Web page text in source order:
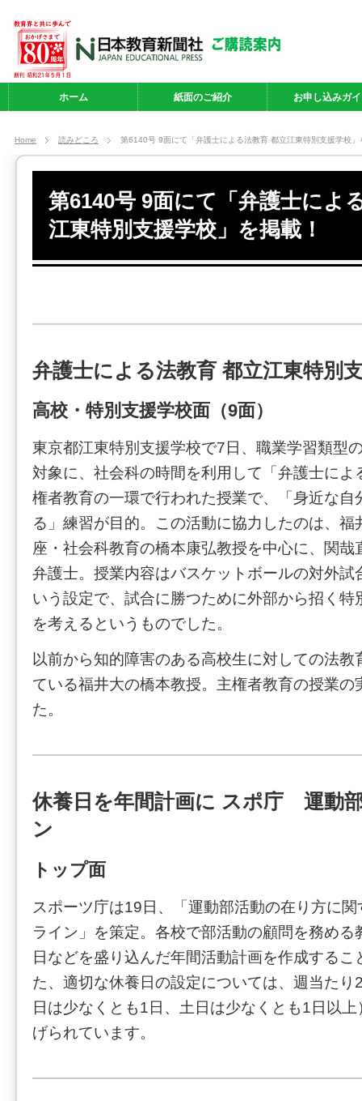
ホーム 紙面のご紹介 お申し込みガ
Home 読みどころ 第6140号 9面にて「弁護士による法教育 都立江東特別支援学校」
第6140号 9面にて「弁護士によ
江東特別支援学校」を掲載！
弁護士による法教育 都立江東特別
高校・特別支援学校面（9面）
東京都江東特別支援学校で7日、職業学習類型
対象に、社会科の時間を利用して「弁護士によ
権者教育の一環で行われた授業で、「身近な自
る」練習が目的。この活動に協力したのは、福
座・社会科教育の橋本康弘教授を中心に、関哉
弁護士。授業内容はバスケットボールの対外試
いう設定で、試合に勝つために外部から招く特
を考えるというものでした。
以前から知的障害のある高校生に対しての法教
ている福井大の橋本教授。主権者教育の授業の
た。
休養日を年間計画に スポ庁 運動
ン
トップ面
スポーツ庁は19日、「運動部活動の在り方に
ライン」を策定。各校で部活動の顧問を務める
日などを盛り込んだ年間活動計画を作成するこ
た、適切な休養日の設定については、週当たり
日は少なくとも1日、土日は少なくとも1日以
げられています。